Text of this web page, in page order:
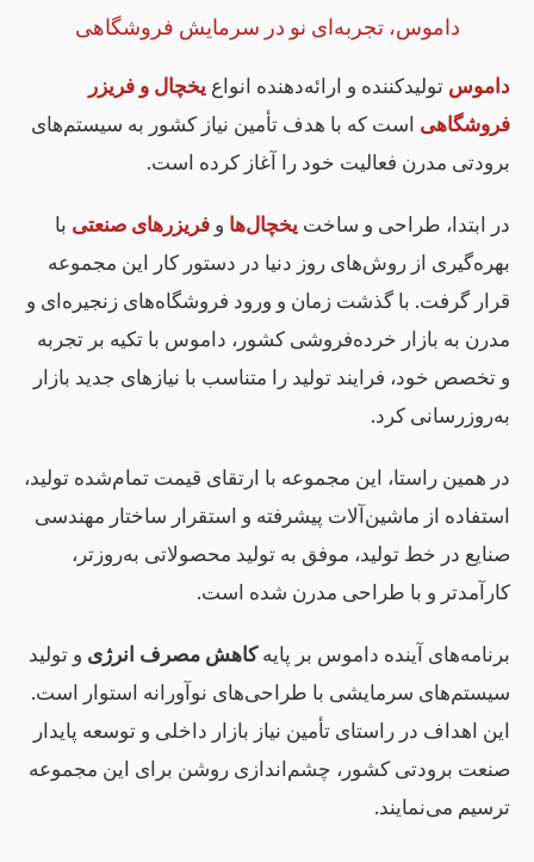
داموس، تجربه‌ای نو در سرمایش فروشگاهی
داموس تولیدکننده و ارائه‌دهنده انواع یخچال و فریزر
فروشگاهی است که با هدف تأمین نیاز کشور به سیستم‌های
برودتی مدرن فعالیت خود را آغاز کرده است.
در ابتدا، طراحی و ساخت یخچال‌ها و فریزرهای صنعتی با
بهره‌گیری از روش‌های روز دنیا در دستور کار این مجموعه
قرار گرفت. با گذشت زمان و ورود فروشگاه‌های زنجیره‌ای و
مدرن به بازار خرده‌فروشی کشور، داموس با تکیه بر تجربه
و تخصص خود، فرایند تولید را متناسب با نیازهای جدید بازار
به‌روزرسانی کرد.
در همین راستا، این مجموعه با ارتقای قیمت تمام‌شده تولید،
استفاده از ماشین‌آلات پیشرفته و استقرار ساختار مهندسی
صنایع در خط تولید، موفق به تولید محصولاتی به‌روزتر،
کارآمدتر و با طراحی مدرن شده است.
برنامه‌های آینده داموس بر پایهکاهش مصرف انرژی و تولید
سیستم‌های سرمایشی با طراحی‌های نوآورانه استوار است.
این اهداف در راستای تأمین نیاز بازار داخلی و توسعه پایدار
صنعت برودتی کشور، چشم‌اندازی روشن برای این مجموعه
ترسیم می‌نمایند.